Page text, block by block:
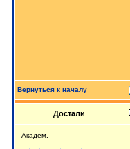
Вернуться к началу
Достали
Академ.